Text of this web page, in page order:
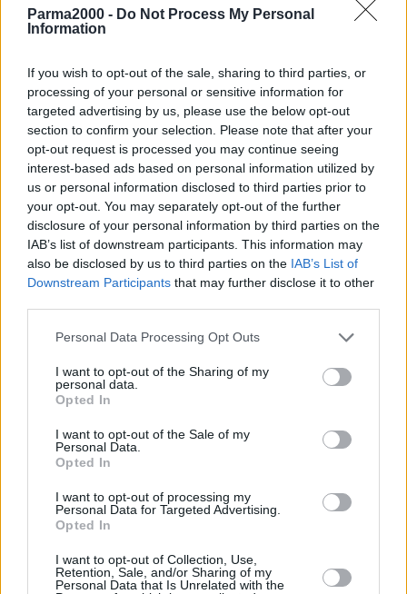
Parma2000 - Do Not Process My Personal
Information
If you wish to opt-out of the sale, sharing to third parties, or
processing of your personal or sensitive information for
targeted advertising by us, please use the below opt-out
section to confirm your selection. Please note that after your
opt-out request is processed you may continue seeing
interest-based ads based on personal information utilized by
us or personal information disclosed to third parties prior to
your opt-out. You may separately opt-out of the further
disclosure of your personal information by third parties on the
IAB’s list of downstream participants. This information may
also be disclosed by us to third parties on the IAB’s List of
Downstream Participants that may further disclose it to other
Personal Data Processing Opt Outs
I want to opt-out of the Sharing of my
personal data.
Opted In
I want to opt-out of the Sale of my
Personal Data.
Opted In
I want to opt-out of processing my
Personal Data for Targeted Advertising.
Opted In
I want to opt-out of Collection, Use,
Retention, Sale, and/or Sharing of my
Personal Data that Is Unrelated with the
MILANO (ITALPRESS) –
Agostino Mazzocchi è il nuovo
Presidente, Amministratore Delegato e Direttore Commerciale
della Michelin Italiana S.p.A.. Subentra a Matteo De Tomasi, che
lascia il comando del Gruppo in Italia per diventare Presidente &
CEO della Regione Europa Centrale & Asia Centrale.
Agostino Mazzocchi è entrato in Michelin nel 1998, maturando
un’importante esperienza in ambito commerciale. Dopo 9 anni in
Italia, dove ha ricoperto vari incarichi per la Linea Business Genio
Civile, nel 2007 si trasferisce a Clermont-Ferrand diventando
Vettura e Trasporto Leggero in Giappone e Corea. L’esperienza nel
paese del Sol Levante termina nel 2016, con il rientro a Clermont-
Ferrand in qualità di Direttore Commerciale Europa di Michelin
Nel 2019 l’ultimo trasferimento, a Francoforte, per ricoprire il ruolo
al quale, nel 2022, si aggiunge il ruolo di Vicepresidente Vendite
B2C per la Regione Europa del Nord.
– Foto: ufficio stampa Michelin Italiana –